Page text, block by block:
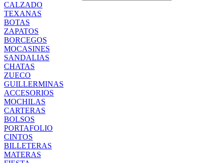
CALZADO
TEXANAS
BOTAS
ZAPATOS
BORCEGOS
MOCASINES
SANDALIAS
CHATAS
ZUECO
GUILLERMINAS
ACCESORIOS
MOCHILAS
CARTERAS
BOLSOS
PORTAFOLIO
CINTOS
BILLETERAS
MATERAS